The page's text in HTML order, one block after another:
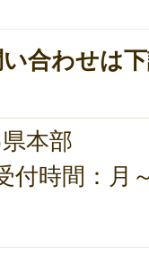
合わせは
本部
付時間：